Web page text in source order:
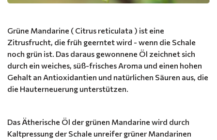
Grüne Mandarine ( Citrus reticulata ) ist eine
Zitrusfrucht, die früh geerntet wird - wenn die Schale
noch grün ist. Das daraus gewonnene Öl zeichnet sich
durch ein weiches, süß-frisches Aroma und einen hohen
Gehalt an Antioxidantien und natürlichen Säuren aus, die
die Hauterneuerung unterstützen.
Das Ätherische Öl der grünen Mandarine wird durch
Kaltpressung der Schale unreifer grüner Mandarinen